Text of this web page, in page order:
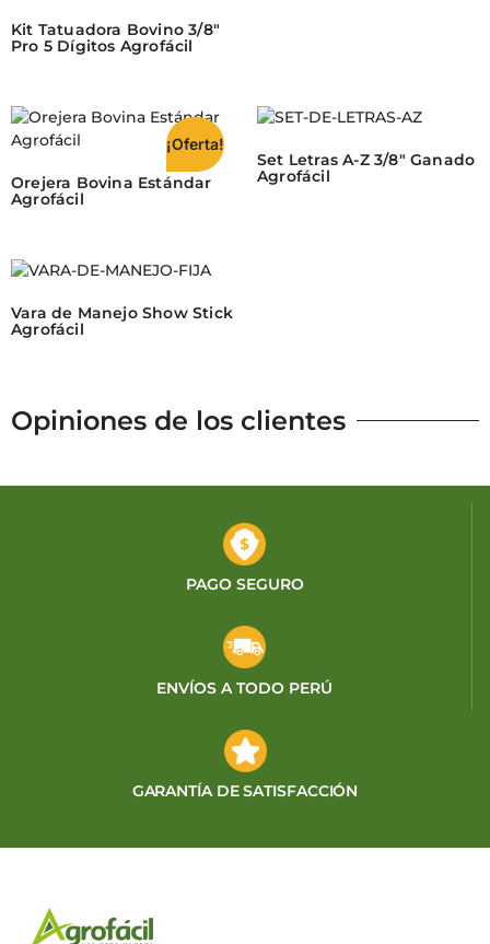
Kit Tatuadora Bovino 3/8″
Pro 5 Dígitos Agrofácil
¡Oferta!
Orejera Bovina Estándar
Agrofácil
Set Letras A-Z 3/8″ Ganado
Agrofácil
Vara de Manejo Show Stick
Agrofácil
Opiniones de los clientes
PAGO SEGURO
ENVÍOS A TODO PERÚ
GARANTÍA DE SATISFACCIÓN